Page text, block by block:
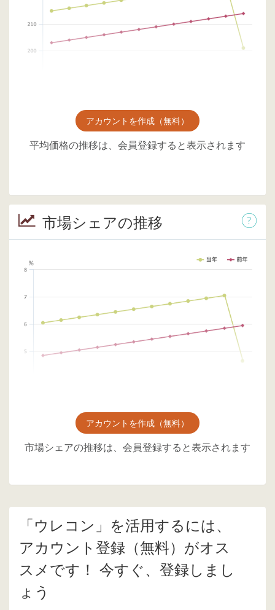
アカウントを作成（無料）
平均価格の推移は、会員登録すると表示されます
市場シェアの推移
アカウントを作成（無料）
市場シェアの推移は、会員登録すると表示されます
「ウレコン」を活用するには、
アカウント登録（無料）がオス
スメです！ 今すぐ、登録しまし
ょう